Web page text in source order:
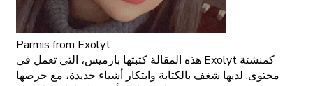
Parmis from Exolyt
هذه المقالة كتبتها بارميس، التي تعمل في Exolyt كمنشئة
محتوى. لديها شغف بالكتابة وابتكار أشياء جديدة، مع حرصها